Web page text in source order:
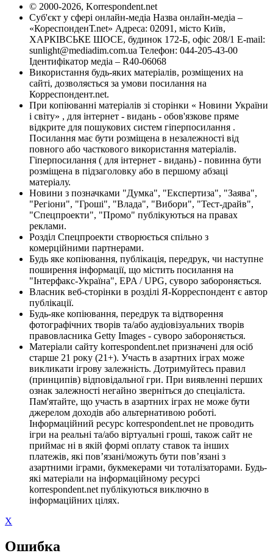
© 2000-2026, Korrespondent.net
Суб'єкт у сфері онлайн-медіа Назва онлайн-медіа –
«КореспонденТ.net» Адреса: 02091, місто Київ,
ХАРКІВСЬКЕ ШОСЕ, будинок 172-Б, офіс 208/1 E-mail:
sunlight@mediadim.com.ua Телефон: 044-205-43-00
Ідентифікатор медіа – R40-06068
Використання будь-яких матеріалів, розміщених на
сайті, дозволяється за умови посилання на
Корреспондент.net.
При копіюванні матеріалів зі сторінки « Новини України
і світу» , для інтернет - видань - обов'язкове пряме
відкрите для пошукових систем гіперпосилання .
Посилання має бути розміщена в незалежності від
повного або часткового використання матеріалів.
Гіперпосилання ( для інтернет - видань) - повинна бути
розміщена в підзаголовку або в першому абзаці
матеріалу.
Новини з позначками "Думка", "Експертиза", "Заява",
"Регіони", "Гроші", "Влада", "Вибори", "Тест-драйв",
"Спецпроекти", "Промо" публікуються на правах
реклами.
Розділ Спецпроекти створюється спільно з
комерційними партнерами.
Будь яке копіювання, публікація, передрук, чи наступне
поширення інформації, що містить посилання на
"Інтерфакс-Україна", EPA / UPG, суворо забороняється.
Власник веб-сторінки в розділі Я-Корреспондент є автор
публікації.
Будь-яке копіювання, передрук та відтворення
фотографічних творів та/або аудіовізуальних творів
правовласника Getty Images - суворо забороняється.
Матеріали сайту korrespondent.net призначені для осіб
старше 21 року (21+). Участь в азартних іграх може
викликати ігрову залежність. Дотримуйтесь правил
(принципів) відповідальної гри. При виявленні перших
ознак залежності негайно зверніться до спеціаліста.
Пам'ятайте, що участь в азартних іграх не може бути
джерелом доходів або альтернативою роботі.
Інформаційний ресурс korrespondent.net не проводить
ігри на реальні та/або віртуальні гроші, також сайт не
приймає ні в якій формі оплату ставок та інших
платежів, які пов’язані/можуть бути пов’язані з
азартними іграми, букмекерами чи тоталізаторами. Будь-
які матеріали на інформаційному ресурсі
korrespondent.net публікуються виключно в
інформаційних цілях.
X
Ошибка